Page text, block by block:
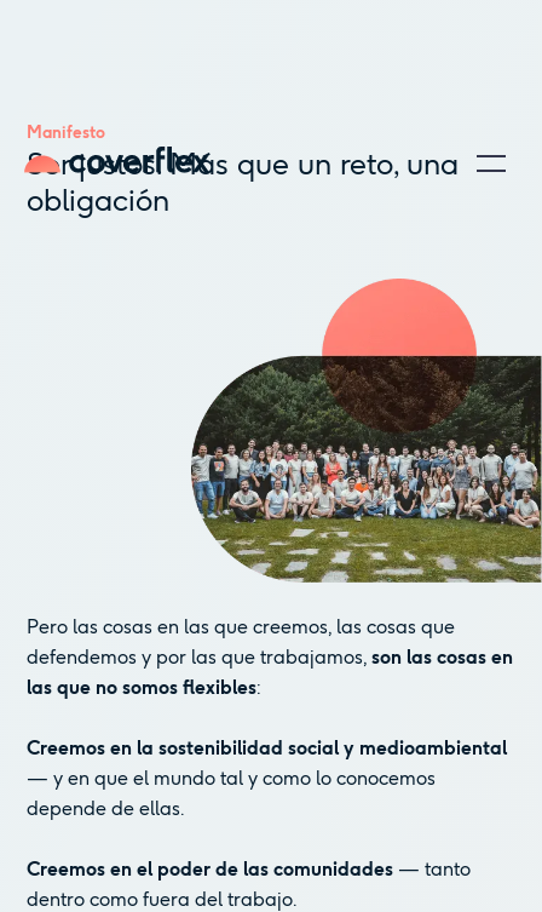
Manifesto
Ser justos. Más que un reto, una
obligación
Pero las cosas en las que creemos, las cosas que
defendemos y por las que trabajamos,son las cosas en
las que no somos flexibles:
Creemos en la sostenibilidad social y medioambiental
— y en que el mundo tal y como lo conocemos
depende de ellas.
Creemos en el poder de las comunidades — tanto
dentro como fuera del trabajo.